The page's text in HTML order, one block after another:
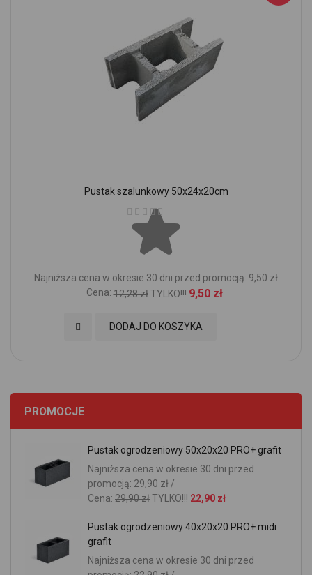
Pustak szalunkowy 50x24x20cm
Ocena:
Najniższa cena w okresie 30 dni przed promocją: 9,50 zł
Cena: 12,28 zł TYLKO!!! 9,50 zł
DODAJ DO KOSZYKA
Dodaj do Ulubionych
PROMOCJE
Pustak ogrodzeniowy 50x20x20 PRO+ grafit
Najniższa cena w okresie 30 dni przed
promocją: 29,90 zł /
Cena: 29,90 złTYLKO!!! 22,90 zł
Pustak ogrodzeniowy 40x20x20 PRO+ midi
grafit
Najniższa cena w okresie 30 dni przed